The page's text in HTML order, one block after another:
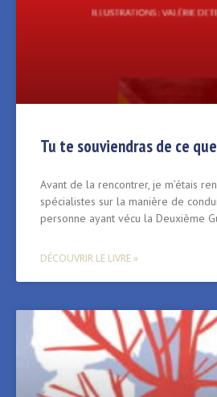
Tu te souviendras de ce
Avant de la rencontrer, je m’étais
spécialistes sur la manière de
personne ayant vécu la Deuxième
DÉCOUVRIR LE LIVRE »